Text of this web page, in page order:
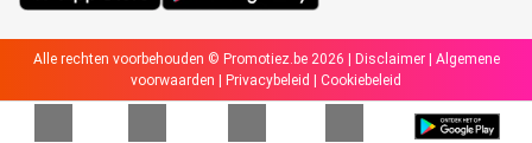
Alle rechten voorbehouden © Promotiez.be 2026 | Disclaimer| Algemene
voorwaarden | Privacybeleid | Cookiebeleid